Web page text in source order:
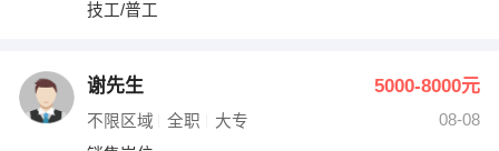
技工/普工
谢先生 5000-8000元
不限区域 全职 大专
08-08